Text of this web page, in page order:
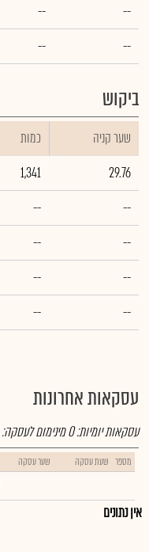
--
--
--
--
ביקוש
שער קניה כמות
29.76
1,341
--
--
--
--
--
--
--
--
עסקאות אחרונות
עסקאות יומיות:0מינימום לעסקה:
מספר שעת עסקה שער עסקה
אין נתונים